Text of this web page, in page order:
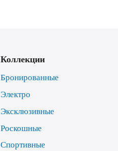
Коллекции
Бронированные
Электро
Эксклюзивные
Роскошные
Спортивные